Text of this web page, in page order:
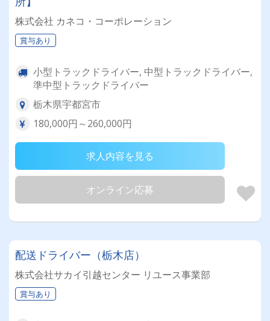
株式会社 カネコ・コーポレーション
賞与あり
小型トラックドライバー, 中型トラックドライバー,
準中型トラックドライバー
栃木県宇都宮市
180,000円～260,000円
求人内容を見る
オンライン応募
配送ドライバー（栃木店）
株式会社サカイ引越センター リユース事業部
賞与あり